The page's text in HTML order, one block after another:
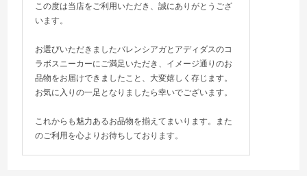
この度は当店をご利用いただき、誠にありがとうござ
います。
お選びいただきましたバレンシアガとアディダスのコ
ラボスニーカーにご満足いただき、イメージ通りのお
品物をお届けできましたこと、大変嬉しく存じます。
お気に入りの一足となりましたら幸いでございます。
これからも魅力あるお品物を揃えてまいります。また
のご利用を心よりお待ちしております。